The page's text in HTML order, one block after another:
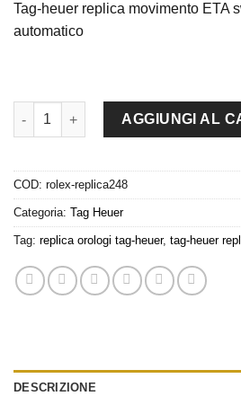
Tag-heuer replica movimento ETA
automatico
Tag-heuer replica gran carrera
AGGIUNGI AL
COD: rolex-replica248
Categoria: Tag Heuer
Tag: replica orologi tag-heuer, tag-heuer
DESCRIZIONE